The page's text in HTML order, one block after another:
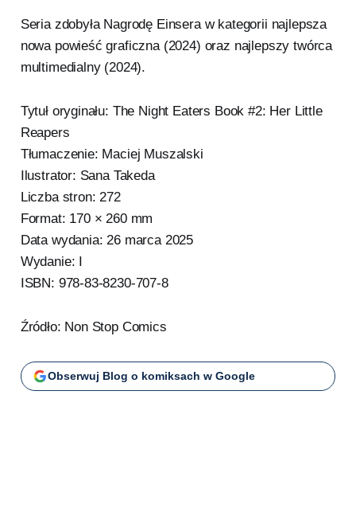
Seria zdobyła Nagrodę Einsera w kategorii najlepsza
nowa powieść graficzna (2024) oraz najlepszy twórca
multimedialny (2024).
Tytuł oryginału: The Night Eaters Book #2: Her Little
Reapers
Tłumaczenie: Maciej Muszalski
Ilustrator: Sana Takeda
Liczba stron: 272
Format: 170 × 260 mm
Data wydania: 26 marca 2025
Wydanie: I
ISBN: 978-83-8230-707-8
Źródło: Non Stop Comics
Obserwuj Blog o komiksach w Google